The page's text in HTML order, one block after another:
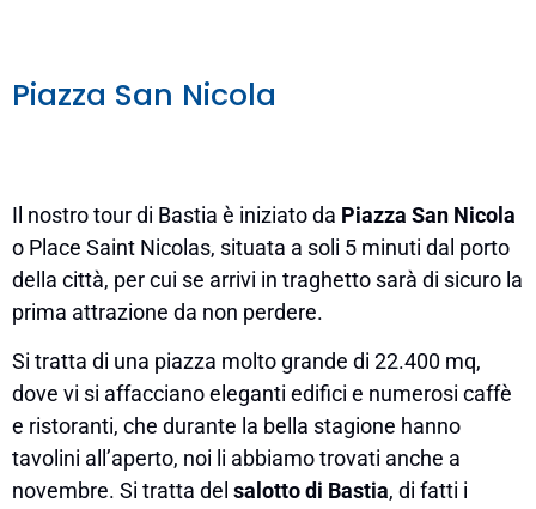
Piazza San Nicola
Il nostro tour di Bastia è iniziato da Piazza San Nicola
o Place Saint Nicolas, situata a soli 5 minuti dal porto
della città, per cui se arrivi in traghetto sarà di sicuro la
prima attrazione da non perdere.
Si tratta di una piazza molto grande di 22.400 mq,
dove vi si affacciano eleganti edifici e numerosi caffè
e ristoranti, che durante la bella stagione hanno
tavolini all’aperto, noi li abbiamo trovati anche a
novembre. Si tratta del salotto di Bastia, di fatti i